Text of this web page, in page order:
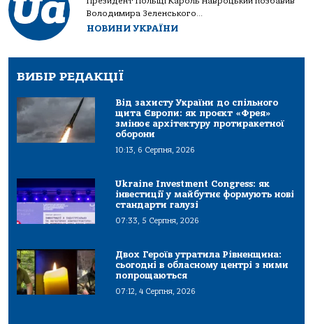
Володимира Зеленського...
НОВИНИ УКРАЇНИ
ВИБІР РЕДАКЦІЇ
Від захисту України до спільного
щита Європи: як проєкт «Фрея»
змінює архітектуру протиракетної
оборони
10:13, 6 Серпня, 2026
Ukraine Investment Congress: як
інвестиції у майбутнє формують нові
стандарти галузі
07:33, 5 Серпня, 2026
Двох Героїв утратила Рівненщина:
сьогодні в обласному центрі з ними
попрощаються
07:12, 4 Серпня, 2026